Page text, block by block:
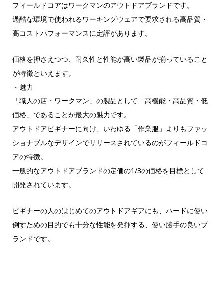
フィールドコアはワークマンのアウトドアブランドです。
過酷な環境で使われるワーキングウェアで要求される高品質・
高コストパフォーマンスに定評があります。
価格を押さえつつ、耐久性と性能が高い製品が揃っていること
が特徴といえます。
・魅力
「職人の店・ワークマン」の製品として「高機能・高品質・低
価格」であることが最大の魅力です。
アウトドアビギナーに向け、いわゆる「作業服」よりもファッ
ショナブルなデザインでリリースされているのがフィールドコ
アの特徴。
一般的なアウトドアブランドの定価の1/3の価格を目標として
開発されています。
ビギナーの人のはじめてのアウトドアギアにも、ハードに使い
倒すための目的でも十分な性能を発揮する、使い勝手の良いブ
ランドです。